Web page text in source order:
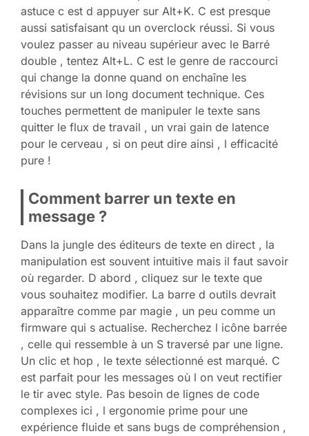
astuce c est d appuyer sur Alt+K. C est presque
aussi satisfaisant qu un overclock réussi. Si vous
voulez passer au niveau supérieur avec le Barré
double , tentez Alt+L. C est le genre de raccourci
qui change la donne quand on enchaîne les
révisions sur un long document technique. Ces
touches permettent de manipuler le texte sans
quitter le flux de travail , un vrai gain de latence
pour le cerveau , si on peut dire ainsi , l efficacité
pure !
Comment barrer un texte en
message ?
Dans la jungle des éditeurs de texte en direct , la
manipulation est souvent intuitive mais il faut savoir
où regarder. D abord , cliquez sur le texte que
vous souhaitez modifier. La barre d outils devrait
apparaître comme par magie , un peu comme un
firmware qui s actualise. Recherchez l icône barrée
, celle qui ressemble à un S traversé par une ligne.
Un clic et hop , le texte sélectionné est marqué. C
est parfait pour les messages où l on veut rectifier
le tir avec style. Pas besoin de lignes de code
complexes ici , l ergonomie prime pour une
expérience fluide et sans bugs de compréhension ,